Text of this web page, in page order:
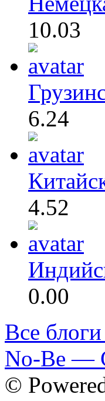
10.03
6.24
4.52
0.00
Все
No-Be —
©